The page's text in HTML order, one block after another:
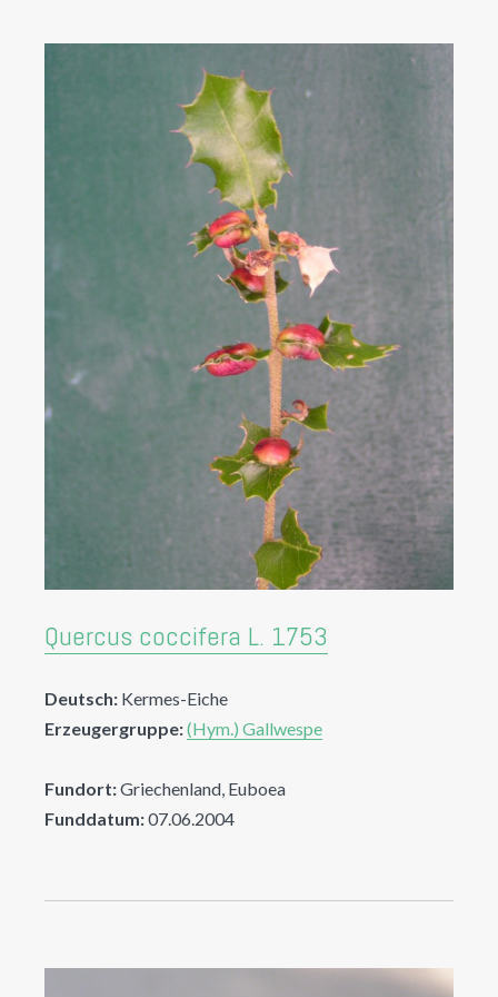
Quercus coccifera L. 1753
Deutsch: Kermes-Eiche
Erzeugergruppe:(Hym.) Gallwespe
Fundort:Griechenland, Euboea
Funddatum:07.06.2004